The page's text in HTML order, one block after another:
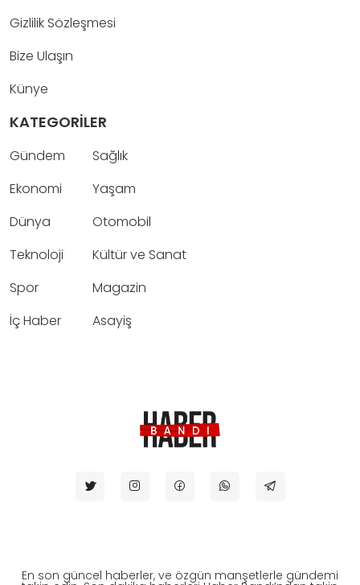
Gizlilik Sözleşmesi
Bize Ulaşın
Künye
KATEGORİLER
Gündem
Ekonomi
Dünya
Teknoloji
Spor
İç Haber
Sağlık
Yaşam
Otomobil
Kültür ve Sanat
Magazin
Asayiş
En son güncel haberler, ve özgün manşetlerle gündemi